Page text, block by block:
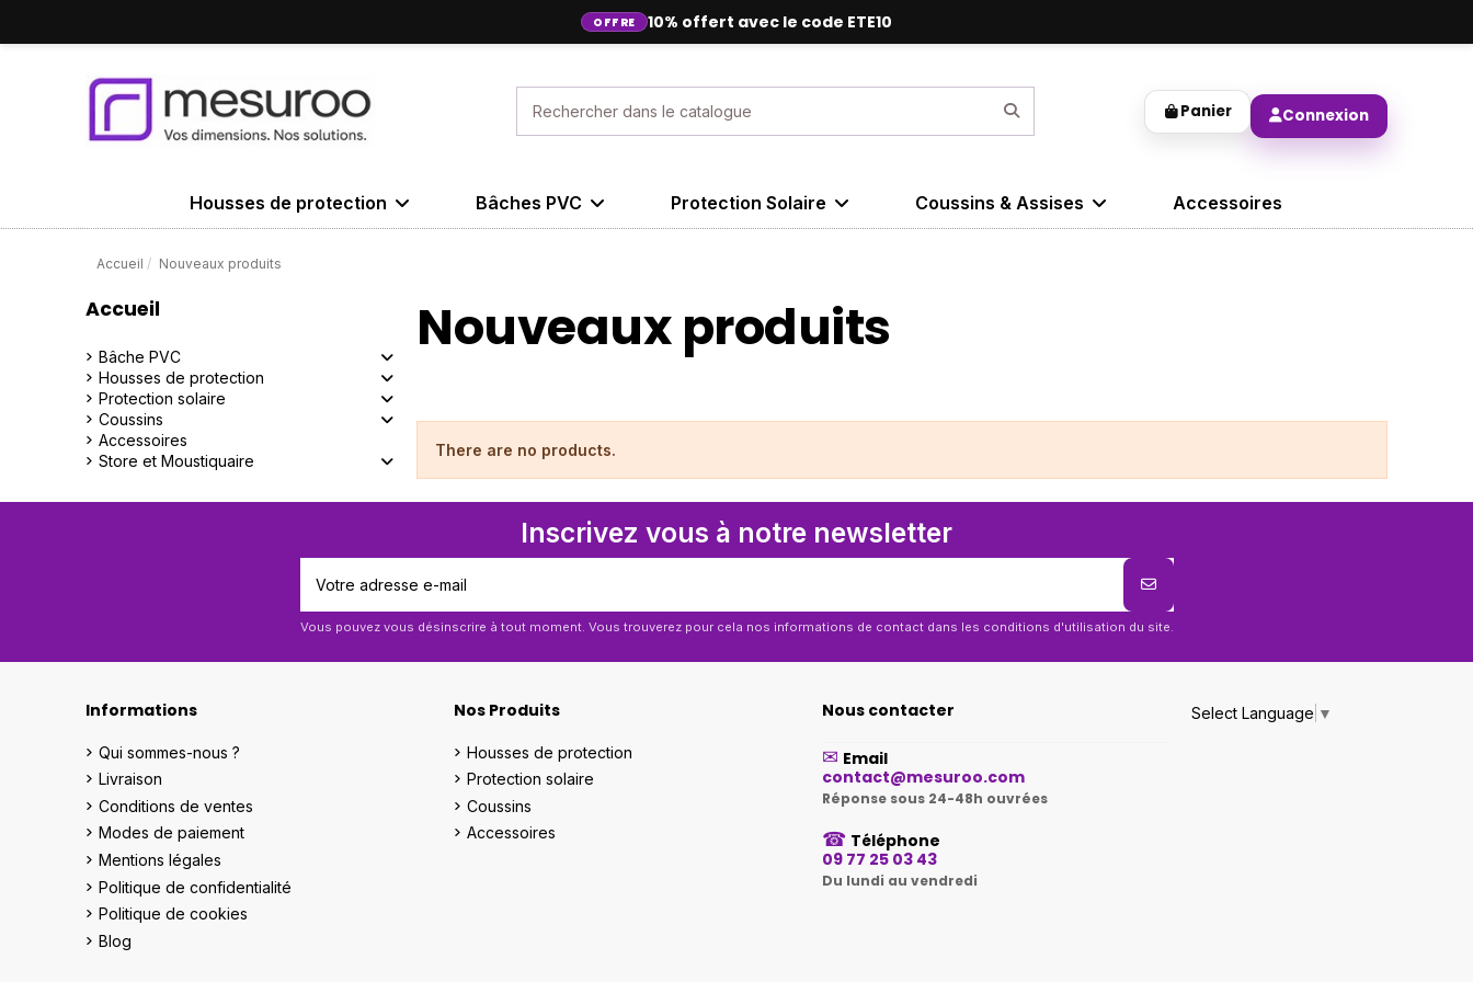
OFFRE 10% offert avec le code ETE10
✓ ✓
Panier Connexion
Housses de protection Bâches PVC Protection Solaire Coussins & Assises Accessoires
Accueil Nouveaux produits
Nouveaux produits
There are no products.
Accueil
Bâche PVC
Housses de protection
Protection solaire
Coussins
Accessoires
Store et Moustiquaire
Inscrivez vous à notre newsletter
Vous pouvez vous désinscrire à tout moment. Vous trouverez pour cela nos informations de contact dans les conditions d'utilisation du site.
Informations
Qui sommes-nous ?
Livraison
Conditions de ventes
Modes de paiement
Mentions légales
Politique de confidentialité
Politique de cookies
Blog
Nos Produits
Housses de protection
Protection solaire
Coussins
Accessoires
Nous contacter
✉ Email
contact@mesuroo.com
Réponse sous 24-48h ouvrées
☎ Téléphone
09 77 25 03 43
Du lundi au vendredi
Select Language ▼